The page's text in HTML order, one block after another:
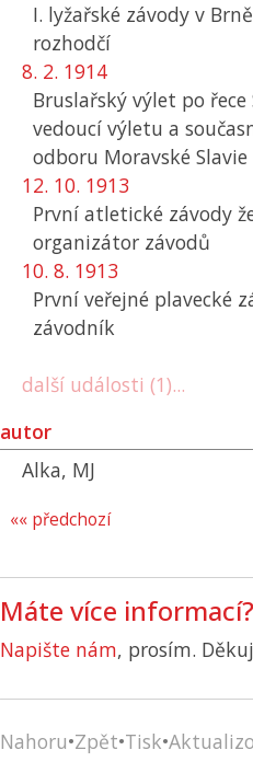
I. lyžařské závody v Brně
rozhodčí
8. 2. 1914
Bruslařský výlet po řece
vedoucí výletu a
odboru Moravské Slavie
12. 10. 1913
První atletické závody
organizátor závodů
10. 8. 1913
První veřejné plavecké
závodník
další události (1)...
autor
Alka, MJ
«« předchozí
Máte více informací?
Napište nám, prosím.
Nahoru•Zpět•Tisk•